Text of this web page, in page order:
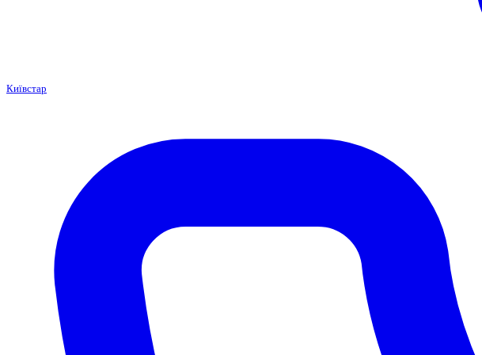
Київстар